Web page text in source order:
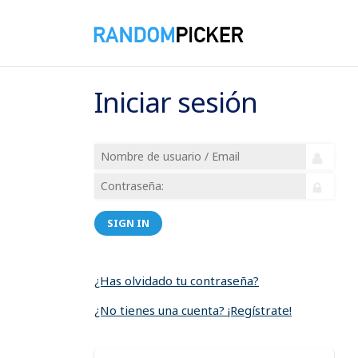
Iniciar sesión
SIGN IN
¿Has olvidado tu contraseña?
¿No tienes una cuenta? ¡Regístrate!